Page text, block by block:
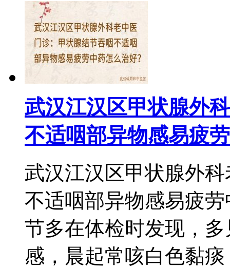
武汉江汉区甲状腺外
不适咽部异物感易疲劳
武汉江汉区甲状腺外
不适咽部异物感易疲
节多在体检时发现，
感，晨起常咳白色黏痰